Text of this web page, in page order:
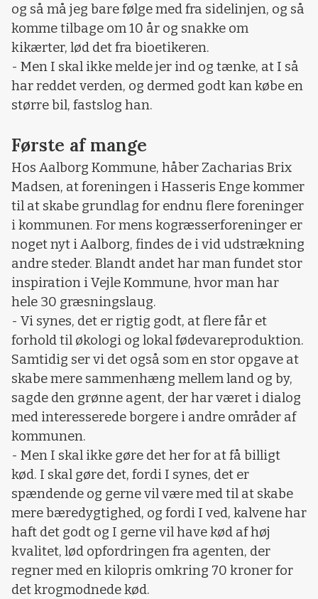
og så må jeg bare følge med fra sidelinjen, og så
komme tilbage om 10 år og snakke om
kikærter, lød det fra bioetikeren.
- Men I skal ikke melde jer ind og tænke, at I så
har reddet verden, og dermed godt kan købe en
større bil, fastslog han.
Første af mange
Hos Aalborg Kommune, håber Zacharias Brix
Madsen, at foreningen i Hasseris Enge kommer
til at skabe grundlag for endnu flere foreninger
i kommunen. For mens kogræsserforeninger er
noget nyt i Aalborg, findes de i vid udstrækning
andre steder. Blandt andet har man fundet stor
inspiration i Vejle Kommune, hvor man har
hele 30 græsningslaug.
- Vi synes, det er rigtig godt, at flere får et
forhold til økologi og lokal fødevareproduktion.
Samtidig ser vi det også som en stor opgave at
skabe mere sammenhæng mellem land og by,
sagde den grønne agent, der har været i dialog
med interesserede borgere i andre områder af
kommunen.
- Men I skal ikke gøre det her for at få billigt
kød. I skal gøre det, fordi I synes, det er
spændende og gerne vil være med til at skabe
mere bæredygtighed, og fordi I ved, kalvene har
haft det godt og I gerne vil have kød af høj
kvalitet, lød opfordringen fra agenten, der
regner med en kilopris omkring 70 kroner for
det krogmodnede kød.